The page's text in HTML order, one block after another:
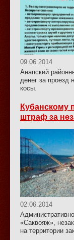
09.06.2014
Анапский
денег за проезд
косы.
Кубанскому
штраф за
02.06.2014
«Саквояж»,
на территории